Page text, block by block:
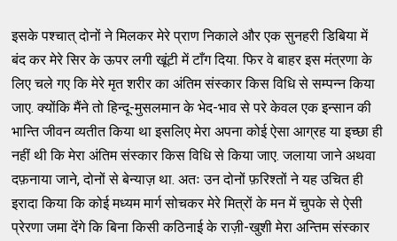
इसके पश्चात् दोनों ने मिलकर मेरे प्राण निकाले और एक सुनहरी डिबिया में
बंद कर मेरे सिर के ऊपर लगी खूंटी में टाँग दिया. फिर वे बाहर इस मंत्रणा के
लिए चले गए कि मेरे मृत शरीर का अंतिम संस्कार किस विधि से सम्पन्न किया
जाए. क्योंकि मैंने तो हिन्दू-मुसलमान के भेद-भाव से परे केवल एक इन्सान की
भान्ति जीवन व्यतीत किया था इसलिए मेरा अपना कोई ऐसा आग्रह या इच्छा ही
नहीं थी कि मेरा अंतिम संस्कार किस विधि से किया जाए. जलाया जाने अथवा
दफ़नाया जाने, दोनों से बेन्याज़ था. अतः उन दोनों फ़रिश्तों ने यह उचित ही
इरादा किया कि कोई मध्यम मार्ग सोचकर मेरे मित्रों के मन में चुपके से ऐसी
प्रेरणा जमा देंगे कि बिना किसी कठिनाई के राज़ी-खुशी मेरा अन्तिम संस्कार